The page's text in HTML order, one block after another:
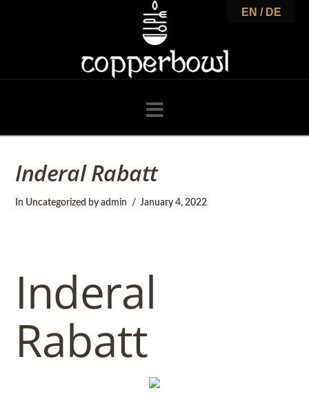
o
p
p
e
r
b
o
Navigation
Inderal Rabatt
In Uncategorized by admin January 4, 2022
Inderal
Rabatt
EN / DE